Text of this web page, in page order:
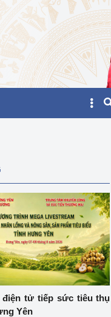
tử tiếp sức tiêu thụ
Yên